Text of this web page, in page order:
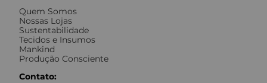
Quem Somos
Nossas Lojas
Sustentabilidade
Tecidos e Insumos
Mankind
Produção Consciente
Contato: